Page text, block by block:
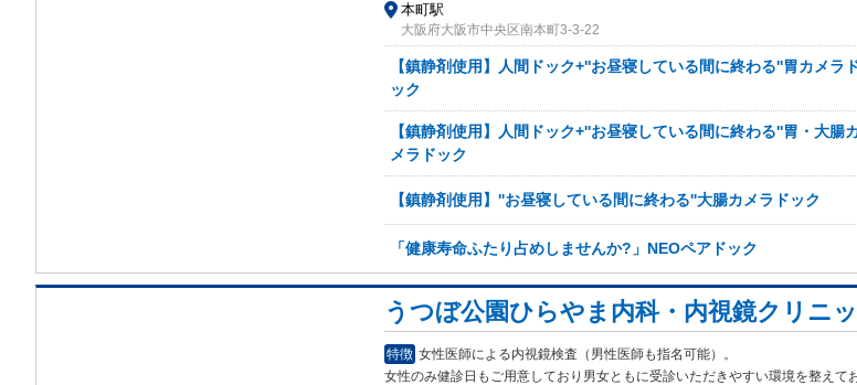
本町駅
大阪府大阪市中央区南本町3-3-22
【鎮静剤使用】人間ドック+''お昼寝している間に終わる''胃カメラ
ック
【鎮静剤使用】人間ドック+''お昼寝している間に終わる''胃・大腸
メラドック
【鎮静剤使用】''お昼寝している間に終わる''大腸カメラドック
「健康寿命ふたり占めしませんか?」NEOペアドック
うつぼ公園ひらやま内科・内視鏡クリニ
特徴 女性医師による内視鏡検査（男性医師も指名可能）。
女性のみ健診日もご用意しており男女ともに受診いただきやすい環境を整えて